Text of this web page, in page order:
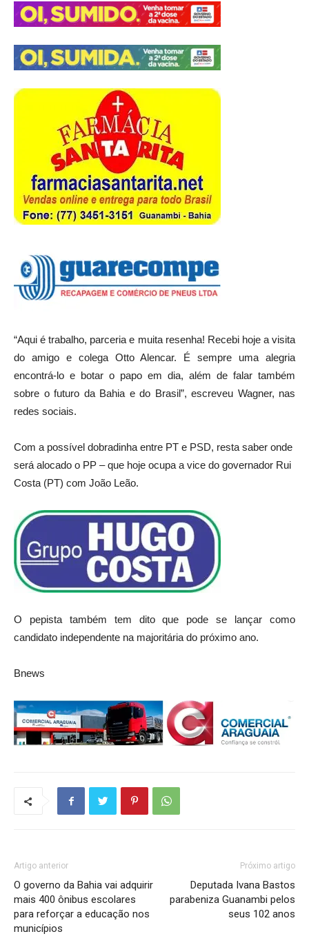
“Aqui é trabalho, parceria e muita resenha! Recebi hoje a visita
do amigo e colega Otto Alencar. É sempre uma alegria
encontrá-lo e botar o papo em dia, além de falar também
sobre o futuro da Bahia e do Brasil”, escreveu Wagner, nas
redes sociais.
Com a possível dobradinha entre PT e PSD, resta saber onde
será alocado o PP – que hoje ocupa a vice do governador Rui
Costa (PT) com João Leão.
O pepista também tem dito que pode se lançar como
candidato independente na majoritária do próximo ano.
Bnews
Artigo anterior
O governo da Bahia vai adquirir
mais 400 ônibus escolares
para reforçar a educação nos
municípios
Próximo artigo
Deputada Ivana Bastos
parabeniza Guanambi pelos
seus 102 anos